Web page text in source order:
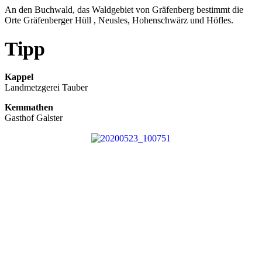
An den Buchwald, das Waldgebiet von Gräfenberg bestimmt die
Orte Gräfenberger Hüll , Neusles, Hohenschwärz und Höfles.
Tipp
Kappel
Landmetzgerei Tauber
Kemmathen
Gasthof Galster